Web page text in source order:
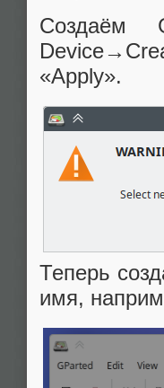
Создаём
«Apply».
Теперь
имя,